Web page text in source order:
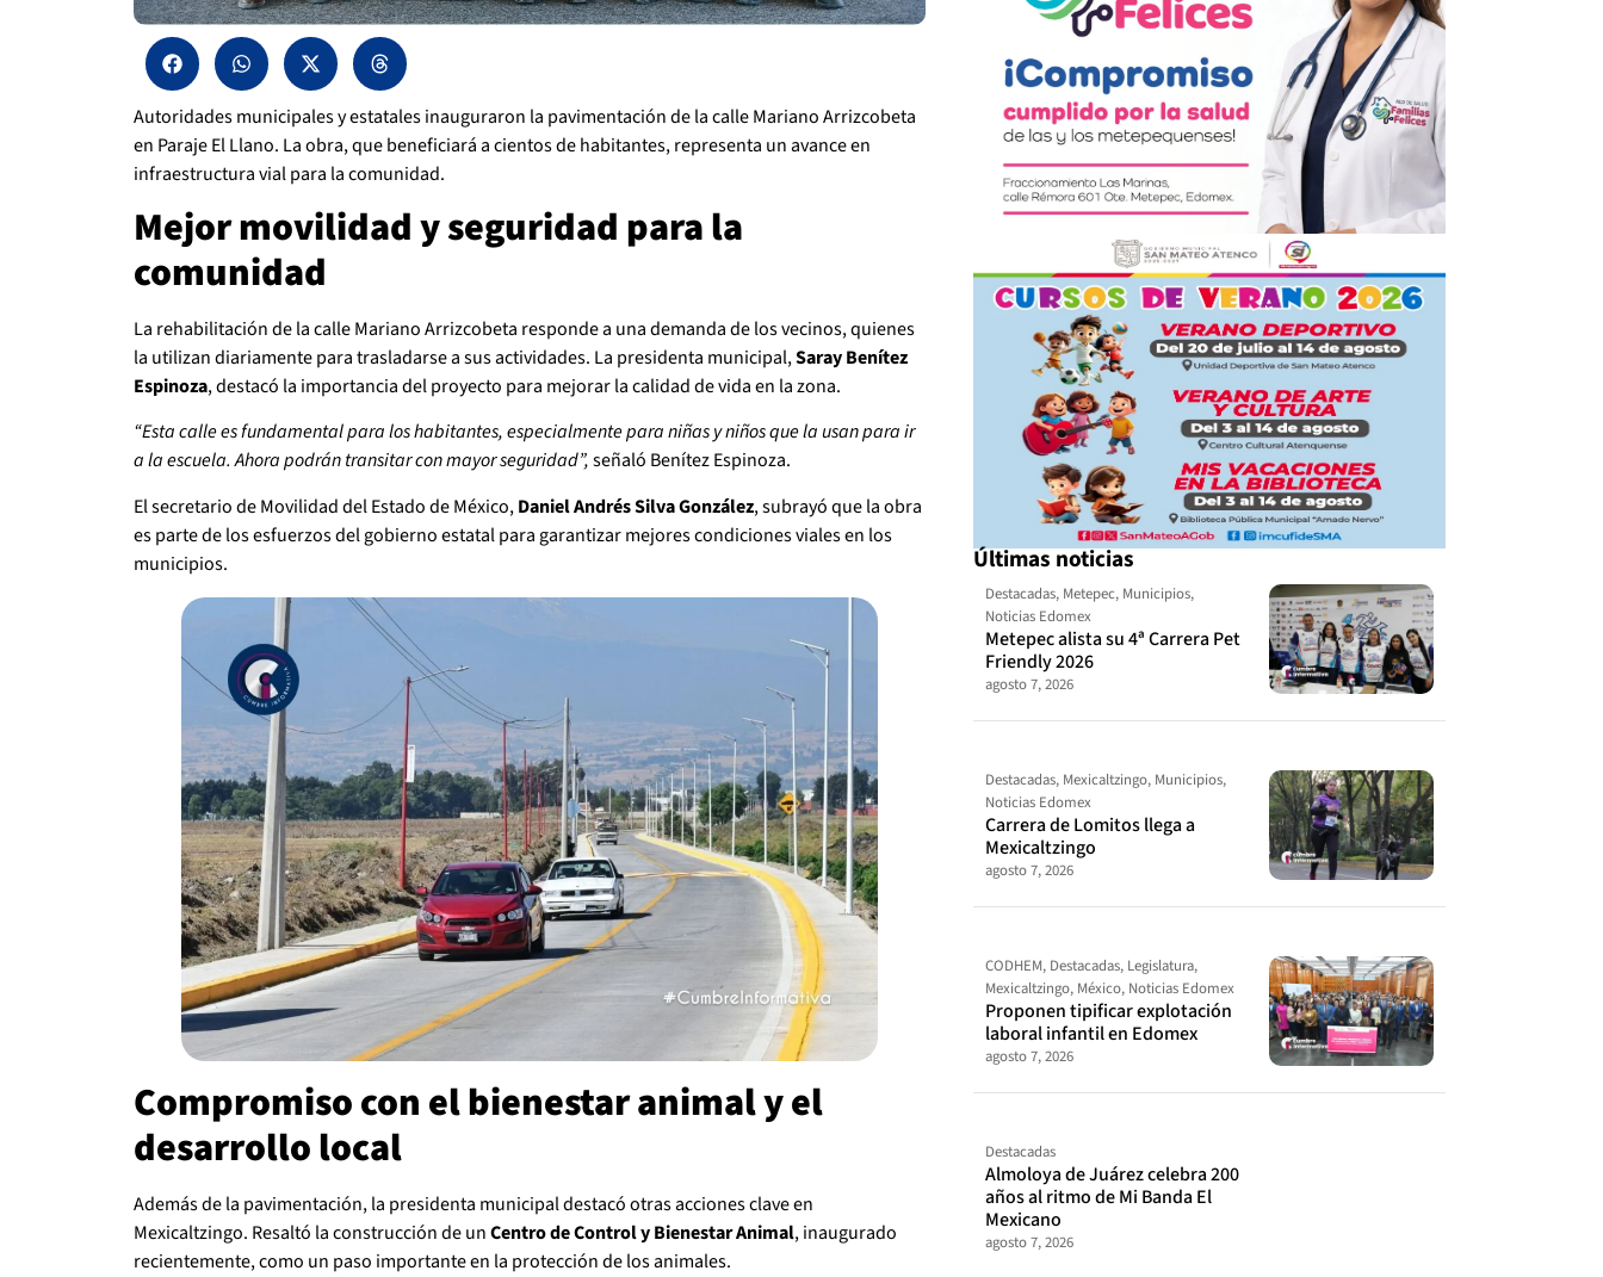
Autoridades municipales y estatales inauguraron la pavimentación de la calle Mariano Arrizcobeta
en Paraje El Llano. La obra, que beneficiará a cientos de habitantes, representa un avance en
infraestructura vial para la comunidad.
Mejor movilidad y seguridad para la
comunidad
La rehabilitación de la calle Mariano Arrizcobeta responde a una demanda de los vecinos, quienes
la utilizan diariamente para trasladarse a sus actividades. La presidenta municipal,Saray Benítez
Espinoza, destacó la importancia del proyecto para mejorar la calidad de vida en la zona.
“Esta calle es fundamental para los habitantes, especialmente para niñas y niños que la usan para ir
a la escuela. Ahora podrán transitar con mayor seguridad”,señaló Benítez Espinoza.
El secretario de Movilidad del Estado de México,Daniel Andrés Silva González, subrayó que la obra
es parte de los esfuerzos del gobierno estatal para garantizar mejores condiciones viales en los
municipios.
Compromiso con el bienestar animal y el
desarrollo local
Además de la pavimentación, la presidenta municipal destacó otras acciones clave en
Mexicaltzingo. Resaltó la construcción de unCentro de Control y Bienestar Animal, inaugurado
recientemente, como un paso importante en la protección de los animales.
Últimas noticias
Destacadas, Metepec, Municipios,
Noticias Edomex
Metepec alista su 4ª Carrera Pet
Friendly 2026
agosto 7, 2026
Destacadas, Mexicaltzingo, Municipios,
Noticias Edomex
Carrera de Lomitos llega a
Mexicaltzingo
agosto 7, 2026
CODHEM, Destacadas, Legislatura,
Mexicaltzingo, México, Noticias Edomex
Proponen tipificar explotación
laboral infantil en Edomex
agosto 7, 2026
Destacadas
Almoloya de Juárez celebra 200
años al ritmo de Mi Banda El
Mexicano
agosto 7, 2026